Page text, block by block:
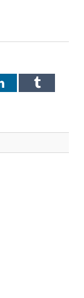
LinkedInTumblr